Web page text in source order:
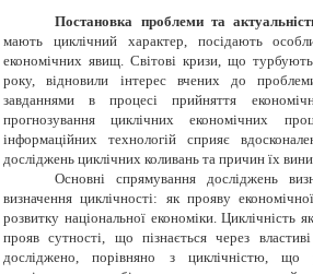
Постановка проблеми та
мають циклічний характер, посідають
економічних явищ. Світові кризи, що
року, відновили інтерес вчених до
завданнями в процесі прийняття
прогнозування циклічних економічних
інформаційних технологій сприяє
досліджень циклічних коливань та причин їх
Основні спрямування досліджень
визначення циклічності: як прояву
розвитку національної економіки. Циклічність
прояв сутності, що пізнається через
досліджено, порівняно з циклічністю, що